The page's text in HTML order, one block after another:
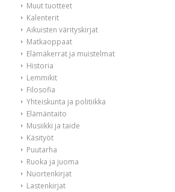
Muut tuotteet
Kalenterit
Aikuisten värityskirjat
Matkaoppaat
Elämäkerrat ja muistelmat
Historia
Lemmikit
Filosofia
Yhteiskunta ja politiikka
Elämäntaito
Musiikki ja taide
Käsityöt
Puutarha
Ruoka ja juoma
Nuortenkirjat
Lastenkirjat